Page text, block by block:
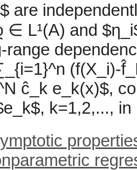
are
∈ L¹(A) and
range
(f(X_i)-
ĉ_k e_k(x)$,
k=1,2,..., in